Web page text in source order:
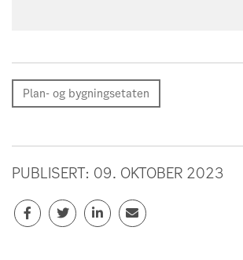
Plan- og bygningsetaten
PUBLISERT: 09. OKTOBER 2023